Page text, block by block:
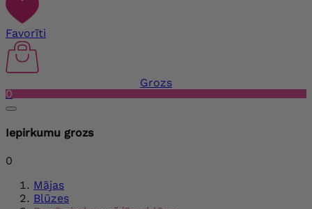
Favorīti
Grozs
0
Iepirkumu grozs
0
Mājas
Blūzes